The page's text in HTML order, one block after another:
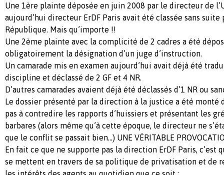
Une 1ère plainte déposée en juin 2008 par le directeur de
aujourd’hui directeur ErDF Paris avait été classée sans
République. Mais qu’importe !!
Une 2ème plainte avec la complicité de 2 cadres a été
obligatoirement la désignation d’un juge d’instruction.
Un camarade mis en examen aujourd’hui avait déjà été
discipline et déclassé de 2 GF et 4 NR.
D’autres camarades avaient déjà été déclassés d’1 NR ou
Le dossier présenté par la direction à la justice a été monté
pas à contredire les rapports d’huissiers et présentant les
barbares (alors même qu’à cette époque, le directeur ne
que le conflit se passait bien…) UNE VÉRITABLE
En fait ce que ne supporte pas la direction ErDF Paris, c’est
se mettent en travers de sa politique de privatisation et de